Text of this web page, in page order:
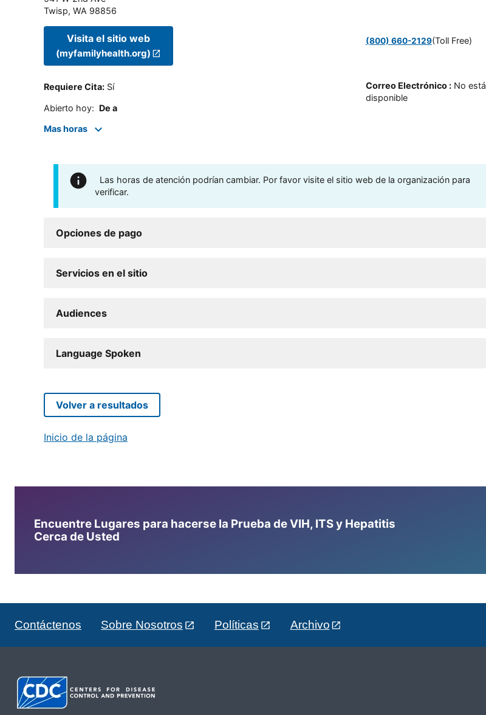
Twisp, WA 98856
Visita el sitio web
(myfamilyhealth.org)
Requiere Cita: Sí
Abierto hoy: De a
Mas horas
(800) 660-2129(Toll Free)
Correo Electrónico: No está
disponible
Las horas de atención podrían cambiar. Por favor visite el sitio web de la organización para
verificar.
Opciones de pago
Servicios en el sitio
Audiences
Language Spoken
Volver a resultados
Inicio de la página
Encuentre Lugares para hacerse la Prueba de VIH, ITS y Hepatitis
Cerca de Usted
Contáctenos Sobre Nosotros Políticas Archivo